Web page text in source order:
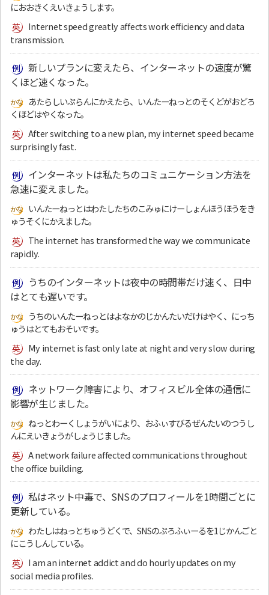
におおきくえいきょうします。
Internet speed greatly affects work efficiency and data
transmission.
新しいプランに変えたら、インターネットの速度が驚
くほど速くなった。
あたらしいぷらんにかえたら、いんたーねっとのそくどがおどろ
くほどはやくなった。
After switching to a new plan, my internet speed became
surprisingly fast.
インターネットは私たちのコミュニケーション方法を
急速に変えました。
いんたーねっとはわたしたちのこみゅにけーしょんほうほうをき
ゅうそくにかえました。
The internet has transformed the way we communicate
rapidly.
うちのインターネットは夜中の時間帯だけ速く、日中
はとても遅いです。
うちのいんたーねっとはよなかのじかんたいだけはやく、にっち
ゅうはとてもおそいです。
My internet is fast only late at night and very slow during
the day.
ネットワーク障害により、オフィスビル全体の通信に
影響が生じました。
ねっとわーくしょうがいにより、おふぃすびるぜんたいのつうし
んにえいきょうがしょうじました。
A network failure affected communications throughout
the office building.
私はネット中毒で、SNSのプロフィールを1時間ごとに
更新している。
わたしはねっとちゅうどくで、SNSのぷろふぃーるを1じかんごと
にこうしんしている。
I am an internet addict and do hourly updates on my
social media profiles.